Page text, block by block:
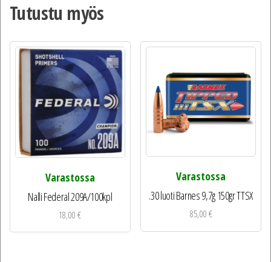
Tutustu myös
Varastossa
Nalli Federal 209A/100kpl
18,00€
Varastossa
.30 luoti Barnes 9,7g 150gr TTSX
85,00€